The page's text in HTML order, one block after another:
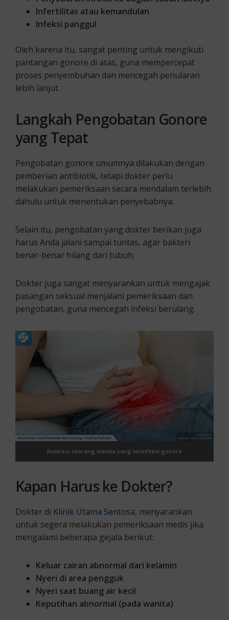
Infertilitas atau kemandulan
Infeksi panggul
Oleh karena itu, sangat penting untuk mengikuti
pantangan gonore di atas, guna mempercepat
proses penyembuhan dan mencegah penularan
lebih lanjut.
Langkah Pengobatan Gonore
yang Tepat
Pengobatan gonore umumnya dilakukan dengan
pemberian antibiotik, tetapi dokter perlu
melakukan pemeriksaan secara mendalam terlebih
dahulu untuk menentukan penyebabnya.
Selain itu, pengobatan yang dokter berikan juga
harus Anda jalani sampai tuntas, agar bakteri
benar-benar hilang dari tubuh.
Dokter juga sangat menyarankan untuk mengajak
pasangan seksual menjalani pemeriksaan dan
pengobatan, guna mencegah infeksi berulang.
Ilustrasi seorang wanita yang terinfeksi gonore
Kapan Harus ke Dokter?
Dokter di Klinik Utama Sentosa, menyarankan
untuk segera melakukan pemeriksaan medis jika
mengalami beberapa gejala berikut:
Keluar cairan abnormal dari kelamin
Nyeri di area pengguk
Nyeri saat buang air kecil
Keputihan abnormal (pada wanita)